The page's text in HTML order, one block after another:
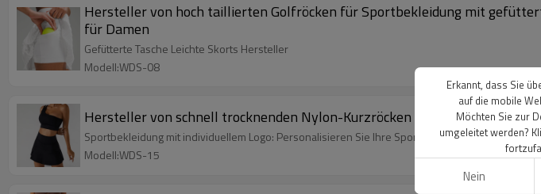
Hersteller von hoch taillierten Golfröcken für Sportbekleidung mit
für Damen
Gefütterte Tasche Leichte Skorts Hersteller
Modell:WDS-08
Hersteller von schnell trocknenden Nylon-Kurzröcken | Fitness-Workout-
Sportbekleidung mit individuellem Logo: Personalisieren Sie Ihre Sportbekleidung mit einem
Modell:WDS-15
Erkannt, dass Sie
auf die mobile
Möchten Sie zur
umgeleitet werden?
Nein